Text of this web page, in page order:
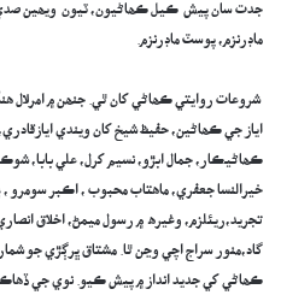
جدت سان پيش ڪيل ڪھاڻيون، ٽيون ويھين
ماڊرنزم، پوسٽ ماڊرنزم.
شروعات روايتي ڪھاڻي کان ٿي. جنھن ۾ امرلال
اياز جي ڪھاڻين، حفيظ شيخ کان ويندي
ڪھاڻيڪار، جمال ابڙو، نسيم کرل، علي بابا،
خيرالنسا جعفري، ماھتاب محبوب ، اڪبر سومرو
تجريد،ريئلزم، وغيرھ ۾ رسول ميمڻ، اخلاق
گاد،منور سراج اچي وڃن ٿا. مشتاق ڀرڳڙي جو
ڪھاڻي کي جديد انداز ۾ پيش ڪيو. نوي جي